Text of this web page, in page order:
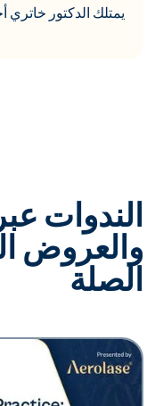
الندوات
والعروض
الصلة